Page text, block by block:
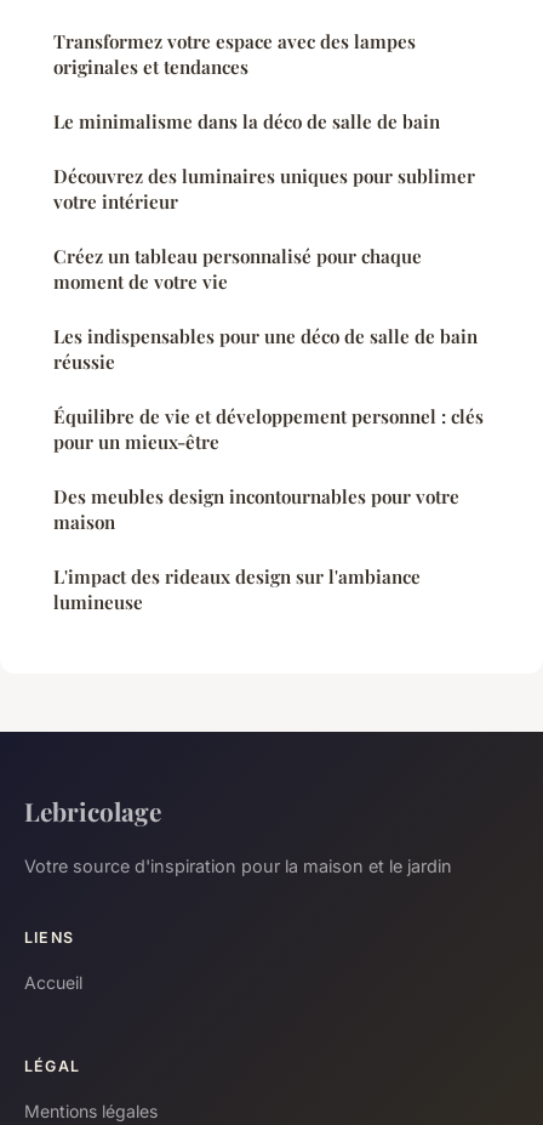
Transformez votre espace avec des lampes
originales et tendances
Le minimalisme dans la déco de salle de bain
Découvrez des luminaires uniques pour sublimer
votre intérieur
Créez un tableau personnalisé pour chaque
moment de votre vie
Les indispensables pour une déco de salle de bain
réussie
Équilibre de vie et développement personnel : clés
pour un mieux-être
Des meubles design incontournables pour votre
maison
L'impact des rideaux design sur l'ambiance
lumineuse
Lebricolage
Votre source d'inspiration pour la maison et le jardin
LIENS
Accueil
LÉGAL
Mentions légales